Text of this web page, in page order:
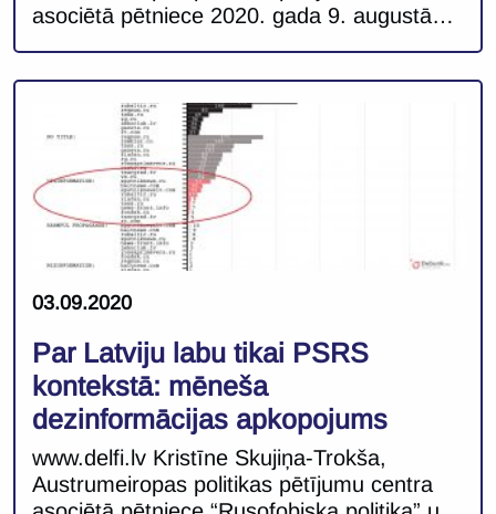
asociētā pētniece 2020. gada 9. augustā
prezidents Aleksandrs Lukašenko, izraisīja
ne vien masu protestus valsts iekšienē, bet
arī starptautiskās sabiedrības sašutumu par
vardarbīgu Baltkrievijas režīma vēršanos
pret tiem, kuri šos rezultātus atzina par
neleģitīmiem. Baltijas […]
03.09.2020
Par Latviju labu tikai PSRS
kontekstā: mēneša
dezinformācijas apkopojums
www.delfi.lv Kristīne Skujiņa-Trokša,
Austrumeiropas politikas pētījumu centra